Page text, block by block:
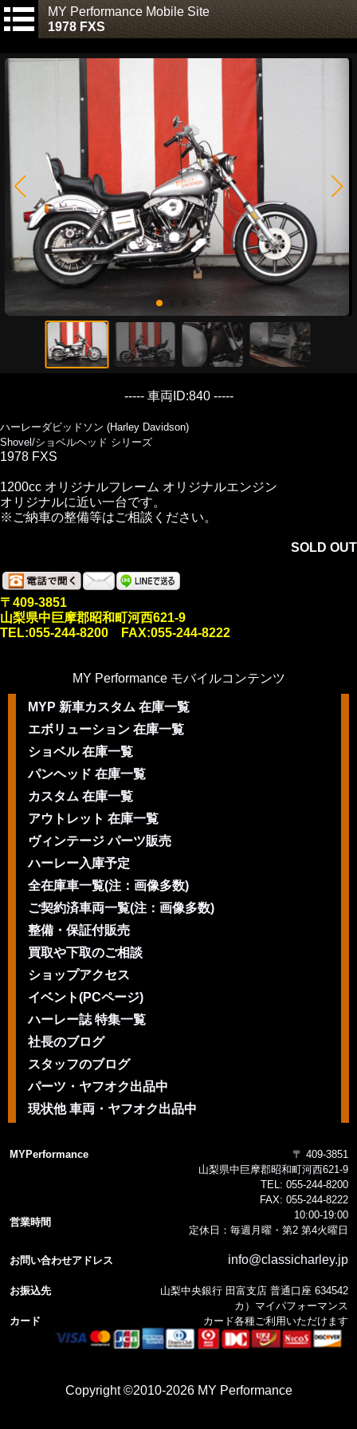
MY Performance Mobile Site
1978 FXS
----- 車両ID:840 -----
ハーレーダビッドソン (Harley Davidson)
Shovel/ショベルヘッド シリーズ
1978 FXS
1200cc オリジナルフレーム オリジナルエンジン
オリジナルに近い一台です。
※ご納車の整備等はご相談ください。
SOLD OUT
〒409-3851
山梨県中巨摩郡昭和町河西621-9
TEL:055-244-8200 FAX:055-244-8222
MY Performance モバイルコンテンツ
MYP 新車カスタム 在庫一覧
エボリューション 在庫一覧
ショベル 在庫一覧
パンヘッド 在庫一覧
カスタム 在庫一覧
アウトレット 在庫一覧
ヴィンテージ パーツ販売
ハーレー入庫予定
全在庫車一覧(注：画像多数)
ご契約済車両一覧(注：画像多数)
整備・保証付販売
買取や下取のご相談
ショップアクセス
イベント(PCページ)
ハーレー誌 特集一覧
社長のブログ
スタッフのブログ
パーツ・ヤフオク出品中
現状他 車両・ヤフオク出品中
MYPerformance
〒 409-3851
山梨県中巨摩郡昭和町河西621-9
TEL: 055-244-8200
FAX: 055-244-8222
営業時間
10:00-19:00
定休日：毎週月曜・第2 第4火曜日
お問い合わせアドレス info@classicharley.jp
お振込先
山梨中央銀行 田富支店 普通口座 634542
カ）マイパフォーマンス
カード
カード各種ご利用いただけます
Copyright ©2010-2026 MY Performance